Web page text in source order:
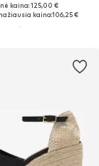
kaina: 125,00 €
kaina:106,25 €